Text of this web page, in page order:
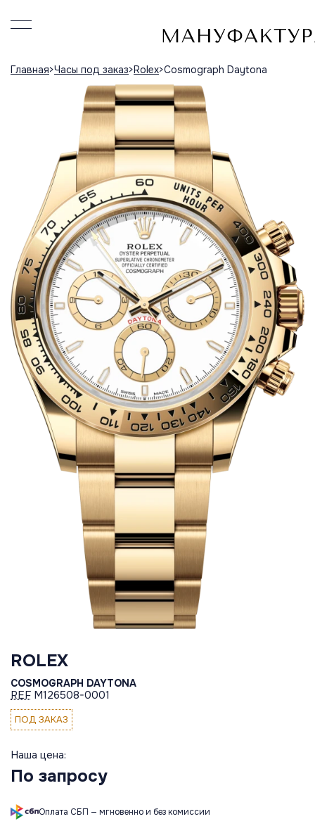
Главная Часы под заказ Rolex Сosmograph Daytona
ROLEX
СOSMOGRAPH DAYTONA
REF M126508-0001
ПОД ЗАКАЗ
Наша цена:
По запросу
Оплата СБП — мгновенно и без комиссии